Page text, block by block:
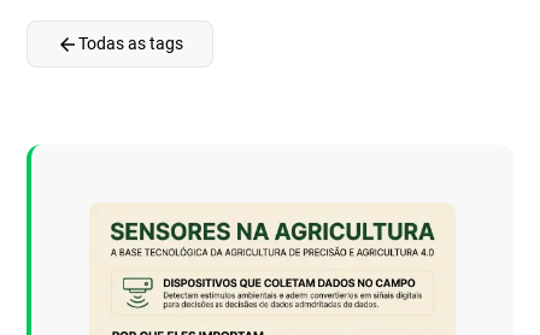
arrow_backTodas as tags